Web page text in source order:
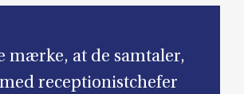
mærke, at de samtaler,
receptionistchefer